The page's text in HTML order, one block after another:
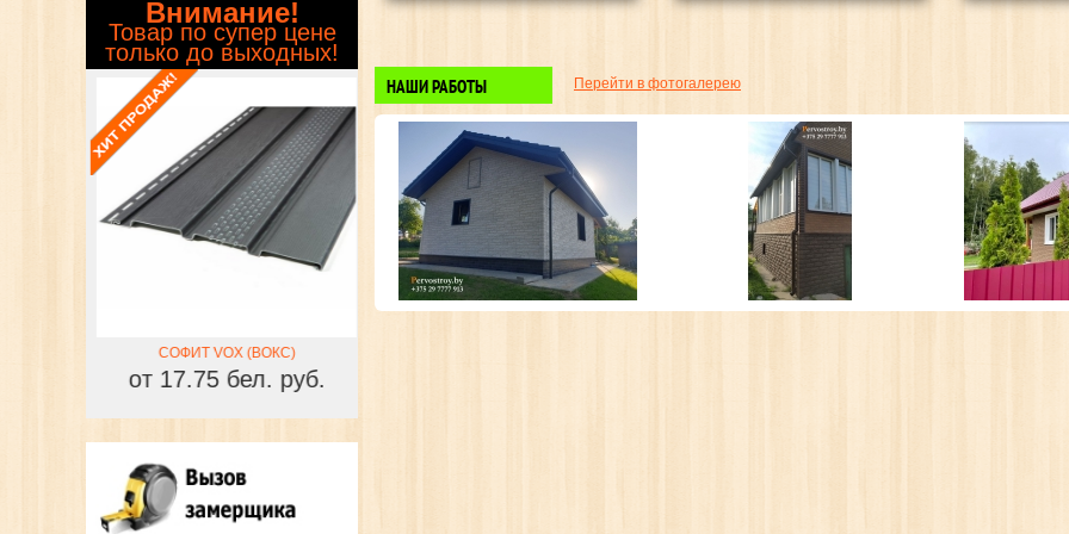
Внимание!
Товар по супер цене
только до выходных!
СОФИТ VOX (ВОКС)
от 17.75 бел. руб.
НАШИ РАБОТЫ Перейти в фотогалерею